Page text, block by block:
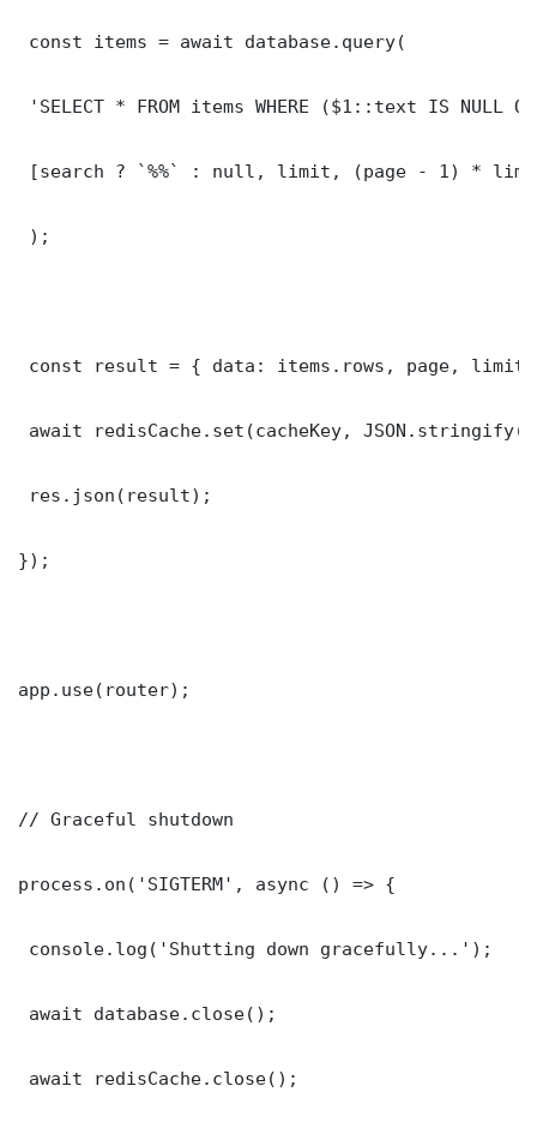
const items = await database.query(
'SELECT * FROM items WHERE ($1::text IS NULL
[search ? `%%` : null, limit, (page - 1) *
);
const result = { data: items.rows, page,
await redisCache.set(cacheKey,
res.json(result);
});
app.use(router);
// Graceful shutdown
process.on('SIGTERM', async () => {
console.log('Shutting down gracefully...');
await database.close();
await redisCache.close();